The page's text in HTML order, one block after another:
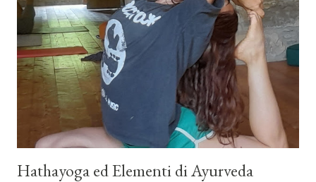
rilasciati il tesserino tecnico CSEN e il diploma di istruttore
Nazionale di primo livello. Sono previsti anche diplomi di secondo
e terzo livello. REQUISITI Per partecipare occorre aver una
esperienza almeno biennale, certificata di una o più delle
seguenti discipline: - ...
Hathayoga ed Elementi di Ayurveda